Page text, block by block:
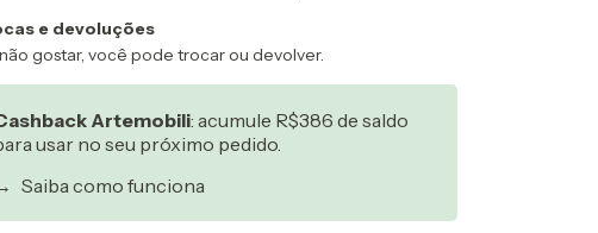
e devoluções
gostar, você pode trocar ou devolver.
Artemobili: acumule R$386 de saldo
usar no seu próximo pedido.
Saiba como funciona